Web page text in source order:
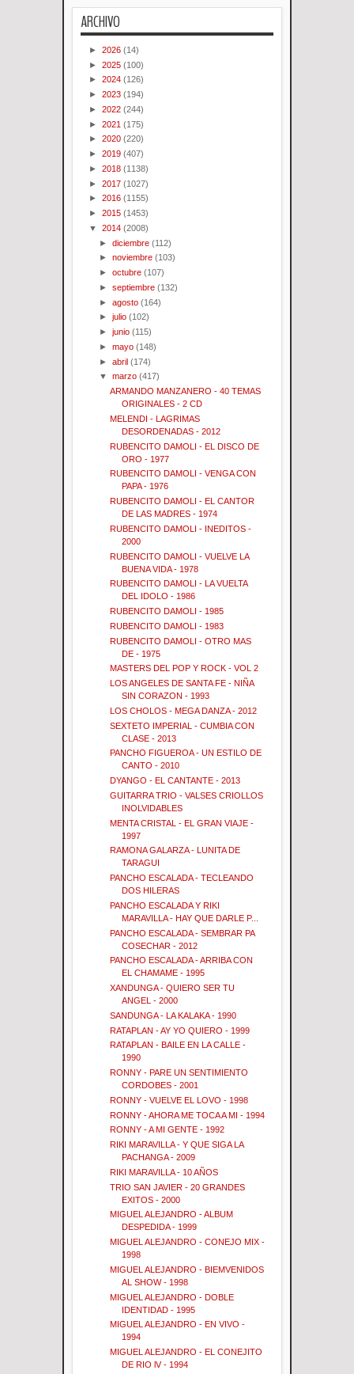
ARCHIVO
► 2026 (14)
► 2025 (100)
► 2024 (126)
► 2023 (194)
► 2022 (244)
► 2021 (175)
► 2020 (220)
► 2019 (407)
► 2018 (1138)
► 2017 (1027)
► 2016 (1155)
► 2015 (1453)
▼ 2014 (2008)
►diciembre (112)
►noviembre (103)
►octubre (107)
►septiembre (132)
►agosto (164)
►julio (102)
►junio (115)
►mayo (148)
►abril (174)
▼marzo (417)
ARMANDO MANZANERO - 40 TEMAS
ORIGINALES - 2 CD
MELENDI - LAGRIMAS
DESORDENADAS - 2012
RUBENCITO DAMOLI - EL DISCO DE
ORO - 1977
RUBENCITO DAMOLI - VENGA CON
PAPA - 1976
RUBENCITO DAMOLI - EL CANTOR
DE LAS MADRES - 1974
RUBENCITO DAMOLI - INEDITOS -
2000
RUBENCITO DAMOLI - VUELVE LA
BUENA VIDA - 1978
RUBENCITO DAMOLI - LA VUELTA
DEL IDOLO - 1986
RUBENCITO DAMOLI - 1985
RUBENCITO DAMOLI - 1983
RUBENCITO DAMOLI - OTRO MAS
DE - 1975
MASTERS DEL POP Y ROCK - VOL 2
LOS ANGELES DE SANTA FE - NIÑA
SIN CORAZON - 1993
LOS CHOLOS - MEGA DANZA - 2012
SEXTETO IMPERIAL - CUMBIA CON
CLASE - 2013
PANCHO FIGUEROA - UN ESTILO DE
CANTO - 2010
DYANGO - EL CANTANTE - 2013
GUITARRA TRIO - VALSES CRIOLLOS
INOLVIDABLES
MENTA CRISTAL - EL GRAN VIAJE -
1997
RAMONA GALARZA - LUNITA DE
TARAGUI
PANCHO ESCALADA - TECLEANDO
DOS HILERAS
PANCHO ESCALADA Y RIKI
MARAVILLA - HAY QUE DARLE P...
PANCHO ESCALADA - SEMBRAR PA
COSECHAR - 2012
PANCHO ESCALADA - ARRIBA CON
EL CHAMAME - 1995
XANDUNGA - QUIERO SER TU
ANGEL - 2000
SANDUNGA - LA KALAKA - 1990
RATAPLAN - AY YO QUIERO - 1999
RATAPLAN - BAILE EN LA CALLE -
1990
RONNY - PARE UN SENTIMIENTO
CORDOBES - 2001
RONNY - VUELVE EL LOVO - 1998
RONNY - AHORA ME TOCA A MI - 1994
RONNY - A MI GENTE - 1992
RIKI MARAVILLA - Y QUE SIGA LA
PACHANGA - 2009
RIKI MARAVILLA - 10 AÑOS
TRIO SAN JAVIER - 20 GRANDES
EXITOS - 2000
MIGUEL ALEJANDRO - ALBUM
DESPEDIDA - 1999
MIGUEL ALEJANDRO - CONEJO MIX -
1998
MIGUEL ALEJANDRO - BIEMVENIDOS
AL SHOW - 1998
MIGUEL ALEJANDRO - DOBLE
IDENTIDAD - 1995
MIGUEL ALEJANDRO - EN VIVO -
1994
MIGUEL ALEJANDRO - EL CONEJITO
DE RIO lV - 1994